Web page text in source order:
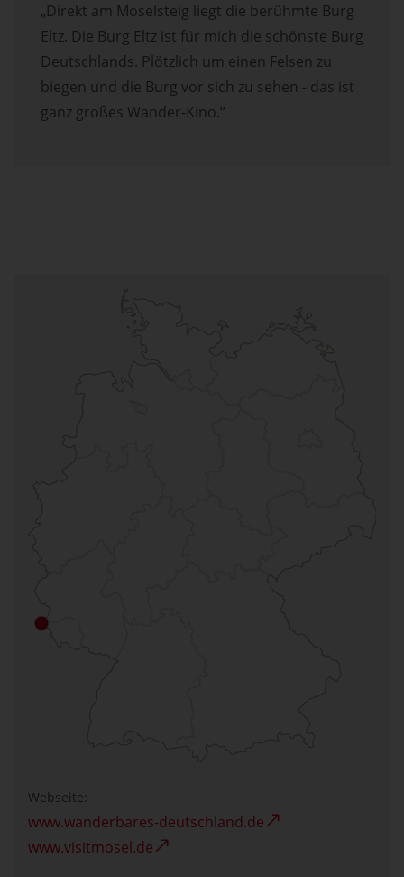
„Direkt am Moselsteig liegt die berühmte Burg
Eltz. Die Burg Eltz ist für mich die schönste Burg
Deutschlands. Plötzlich um einen Felsen zu
biegen und die Burg vor sich zu sehen - das ist
ganz großes Wander-Kino.“
Webseite:
www.wanderbares-deutschland.de
www.visitmosel.de